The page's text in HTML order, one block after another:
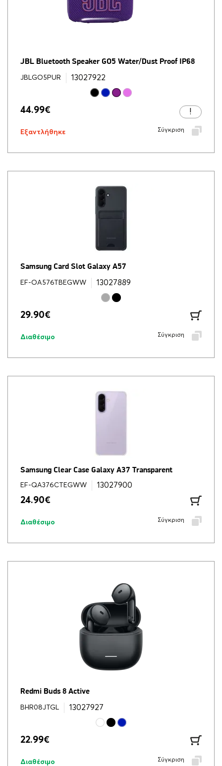
JBL Bluetooth Speaker GO5 Water/Dust Proof IP68
JBLGO5PUR 13027922
44.99€
Εξαντλήθηκε Σύγκριση
Samsung Card Slot Galaxy A57
EF-OA576TBEGWW 13027889
29.90€
Διαθέσιμο Σύγκριση
Samsung Clear Case Galaxy A37 Transparent
EF-QA376CTEGWW 13027900
24.90€
Διαθέσιμο Σύγκριση
Redmi Buds 8 Active
BHR08JTGL 13027927
22.99€
Διαθέσιμο Σύγκριση